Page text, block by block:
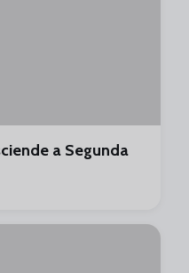
a Segunda